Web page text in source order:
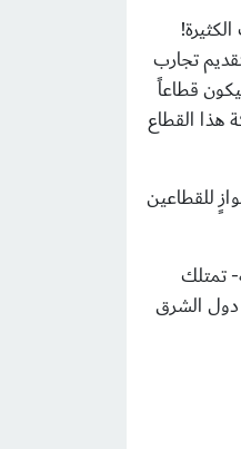
تجارب
قطاعاً
هذا القطاع
للقطاعين
تمتلك
دول الشرق